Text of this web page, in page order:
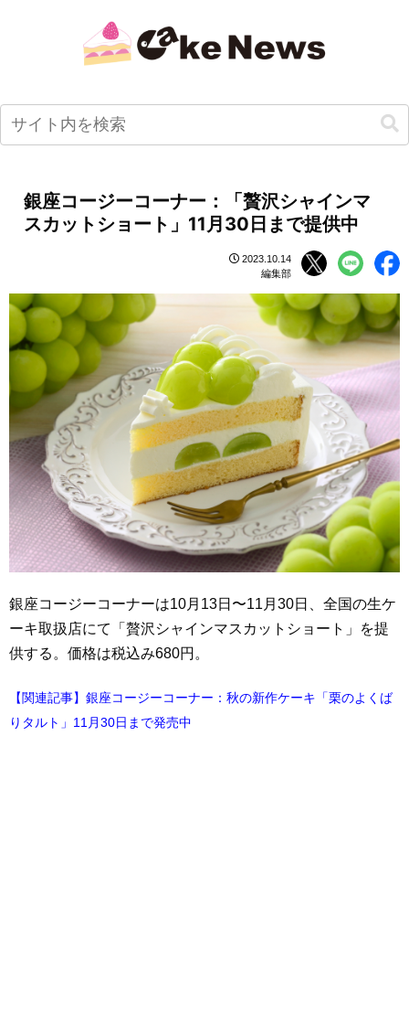
銀座コージーコーナー：「贅沢シャインマ
スカットショート」11月30日まで提供中
2023.10.14
編集部
銀座コージーコーナーは10月13日〜11月30日、全国の生ケ
ーキ取扱店にて「贅沢シャインマスカットショート」を提
供する。価格は税込み680円。
【関連記事】銀座コージーコーナー：秋の新作ケーキ「栗のよくば
りタルト」11月30日まで発売中